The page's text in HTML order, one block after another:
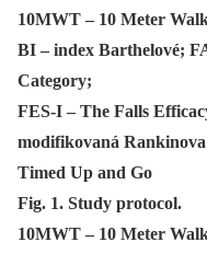
10MWT – 10 Meter
BI – index Barthelové;
Category;
FES-I – The Falls
modifikovaná
Timed Up and Go
Fig. 1. Study protocol.
10MWT – 10 Meter